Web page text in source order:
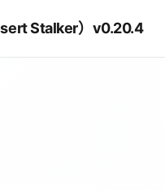
Stalker）v0.20.4